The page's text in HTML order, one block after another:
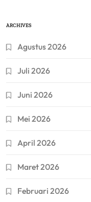
ARCHIVES
Agustus 2026
Juli 2026
Juni 2026
Mei 2026
April 2026
Maret 2026
Februari 2026